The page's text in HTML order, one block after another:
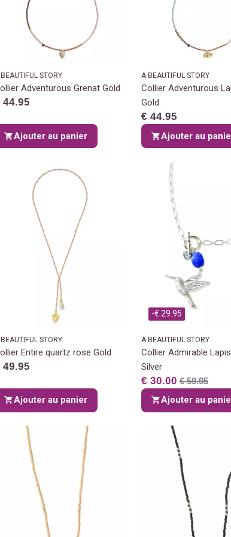
STORY
Adventurous Grenat Gold
44.95
Ajouter au panier
A BEAUTIFUL STORY
Collier Adventurous
Gold
€ 44.95
Ajouter au
STORY
Entire quartz rose Gold
49.95
Ajouter au panier
-€ 29.95
A BEAUTIFUL STORY
Collier Admirable
Silver
€ 30.00 € 59.95
Ajouter au